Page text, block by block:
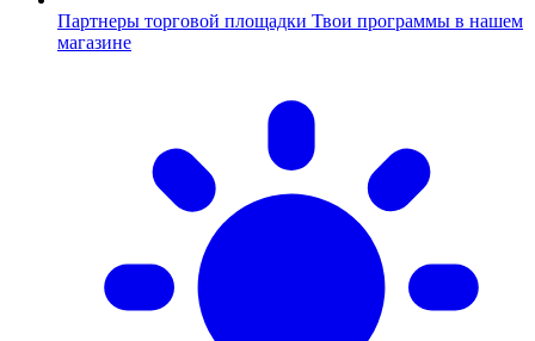
Партнеры торговой площадки Твои программы в нашем
магазине